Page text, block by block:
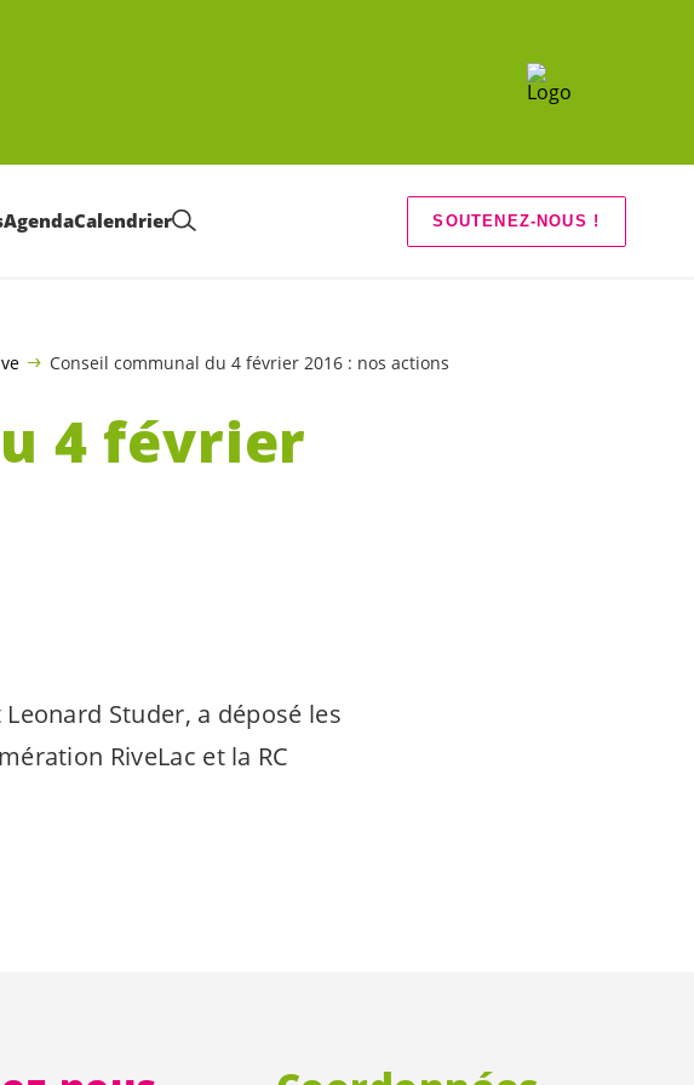
AgendaCalendrier SOUTENEZ-NOUS !
Conseil communal du 4 février 2016 : nos actions
4 février
Studer, a déposé les
RiveLac et la RC